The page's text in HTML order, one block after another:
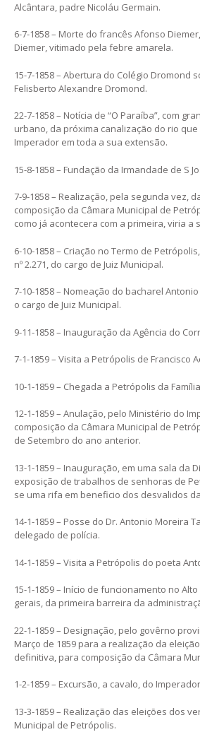
Alcântara, padre Nicoláu Germain.
6-7-1858 – Morte do francês Afonso
Diemer, vitimado pela febre amarela.
15-7-1858 – Abertura do Colégio Dromond
Felisberto Alexandre Dromond.
22-7-1858 – Notícia de “O Paraíba”, com
urbano, da próxima canalização do rio
Imperador em toda a sua extensão.
15-8-1858 – Fundação da Irmandade de S
7-9-1858 – Realização, pela segunda vez,
composição da Câmara Municipal de
como já acontecera com a primeira, viria a
6-10-1858 – Criação no Termo de
nº 2.271, do cargo de Juiz Municipal.
7-10-1858 – Nomeação do bacharel
o cargo de Juiz Municipal.
9-11-1858 – Inauguração da Agência do
7-1-1859 – Visita a Petrópolis de Francisco
10-1-1859 – Chegada a Petrópolis da
12-1-1859 – Anulação, pelo Ministério do
composição da Câmara Municipal de
de Setembro do ano anterior.
13-1-1859 – Inauguração, em uma sala da
exposição de trabalhos de senhoras de
se uma rifa em beneficio dos desvalidos
14-1-1859 – Posse do Dr. Antonio Moreira
delegado de polícia.
14-1-1859 – Visita a Petrópolis do poeta
15-1-1859 – Início de funcionamento no
gerais, da primeira barreira da
22-1-1859 – Designação, pelo govêrno
Março de 1859 para a realização da
definitiva, para composição da Câmara
1-2-1859 – Excursão, a cavalo, do
13-3-1859 – Realização das eleições dos
Municipal de Petrópolis.